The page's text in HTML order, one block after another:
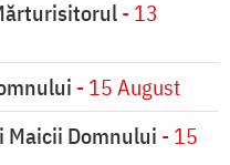
- 13
- 15 August
Domnului - 15